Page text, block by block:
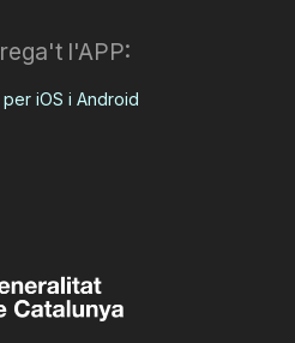
l'APP:
iOS i Android